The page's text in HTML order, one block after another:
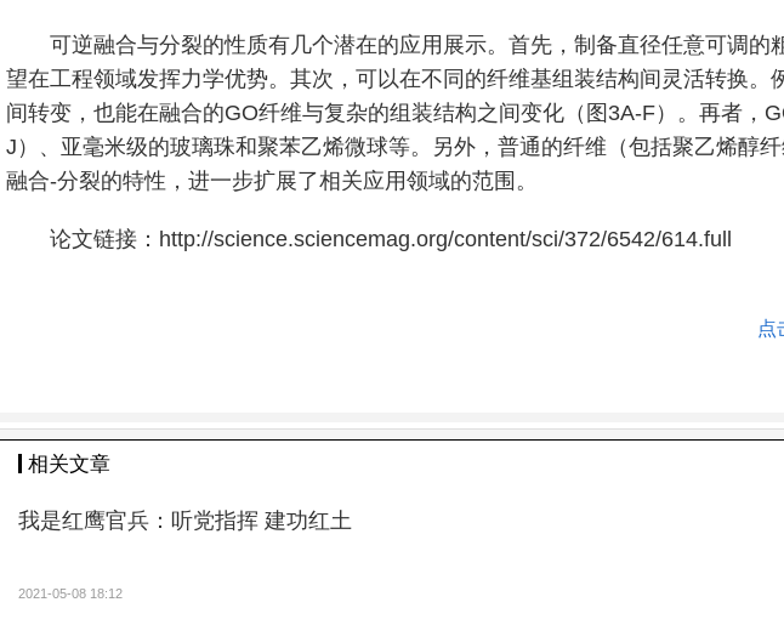
可逆融合与分裂的性质有几个潜在的应用展示。首先，制备直径任意可调
望在工程领域发挥力学优势。其次，可以在不同的纤维基组装结构间灵活转换
间转变，也能在融合的GO纤维与复杂的组装结构之间变化（图3A-F）。再者
J）、亚毫米级的玻璃珠和聚苯乙烯微球等。另外，普通的纤维（包括聚乙烯醇
融合-分裂的特性，进一步扩展了相关应用领域的范围。
论文链接：http://science.sciencemag.org/content/sci/372/6542/614.full
点
相关文章
我是红鹰官兵：听党指挥 建功红土
2021-05-08 18:12